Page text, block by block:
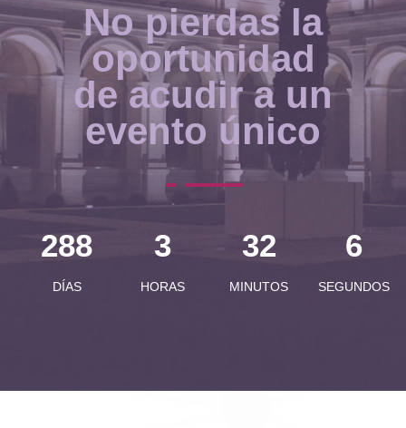
No pierdas la
oportunidad
de acudir a un
evento único
288
DÍAS
3
HORAS
32
MINUTOS
9
SEGUNDOS